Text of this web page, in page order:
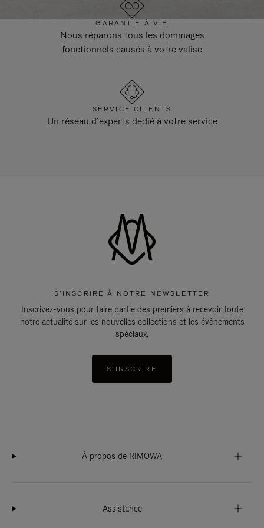
GARANTIE À VIE
Nous réparons tous les dommages
fonctionnels causés à votre valise
SERVICE CLIENTS
Un réseau d’experts dédié à votre service
S'INSCRIRE À NOTRE NEWSLETTER
Inscrivez-vous pour faire partie des premiers à recevoir toute
notre actualité sur les nouvelles collections et les évènements
spéciaux.
S'INSCRIRE
À propos de RIMOWA
Assistance